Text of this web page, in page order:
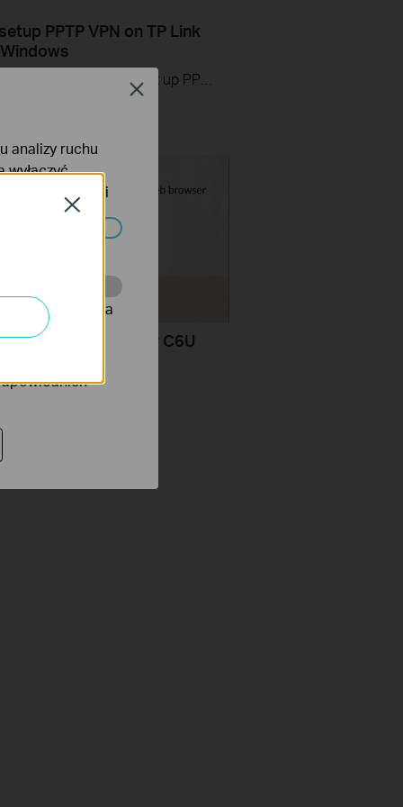
PPTP VPN on TP Link
up TP-Link Archer C6U
Close
analizy ruchu
prywatności
co umożliwia
reklamowych
Close